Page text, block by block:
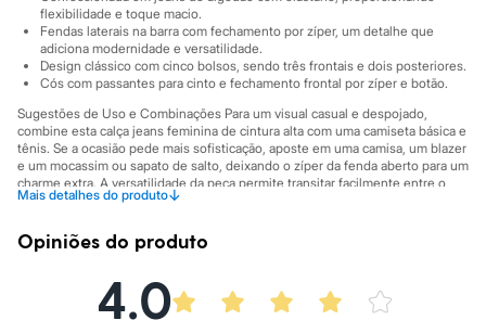
Tops
Moda íntima
Calcinhas
Cintas e Modeladores
Meias
Pijamas
Sutiãs e Tops
Moda praia
Biquínis
Maiôs
Saídas de praia
Plus size
Casacos e Jaquetas
flexibilidade e toque macio.
Fendas laterais na barra com fechamento por zíper, um detalhe que
adiciona modernidade e versatilidade.
Design clássico com cinco bolsos, sendo três frontais e dois posteriores.
Cós com passantes para cinto e fechamento frontal por zíper e botão.
Sugestões de Uso e Combinações Para um visual casual e despojado,
combine esta calça jeans feminina de cintura alta com uma camiseta básica e
tênis. Se a ocasião pede mais sofisticação, aposte em uma camisa, um blazer
e um mocassim ou sapato de salto, deixando o zíper da fenda aberto para um
charme extra. A versatilidade da peça permite transitar facilmente entre o
trabalho e momentos de lazer.
A gente se encontra na C&A! ❤
Altura: 178cm / Busto: 81cm / Cintura: 63cm / Quadril: 90cm.
Mais detalhes do produto↓
Opiniões do produto
4.0